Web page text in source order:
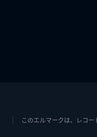
このエルマークは、レコ